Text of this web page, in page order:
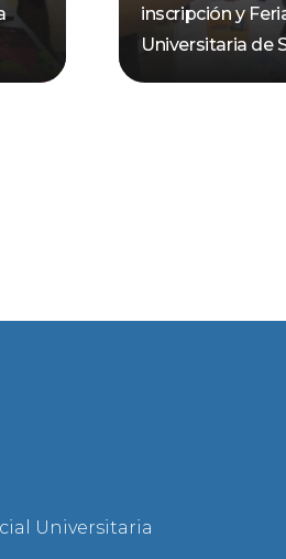
inscripción y
Universitaria de
Universitaria